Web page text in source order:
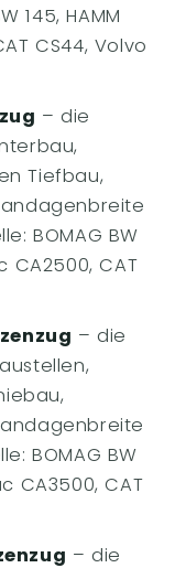
145, HAMM
CS44, Volvo
– die
Tiefbau,
BOMAG BW
CA2500, CAT
– die
BOMAG BW
CA3500, CAT
– die